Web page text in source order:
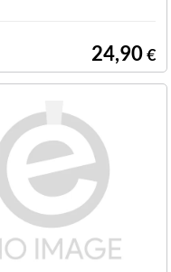
24,90€